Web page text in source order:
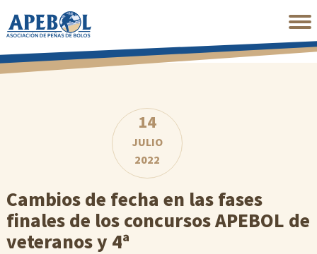
al
principal
14
JULIO
2022
Cambios de fecha en las fases
finales de los concursos APEBOL de
veteranos y 4ª